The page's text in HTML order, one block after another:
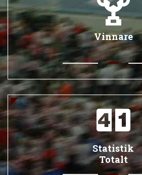
Vinnare
Statistik
Totalt